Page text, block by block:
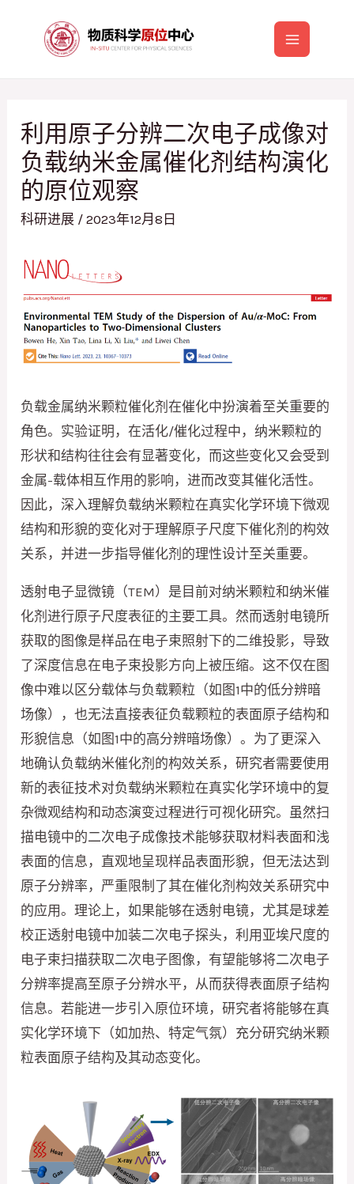
Main
利用原子分辨二次电子成像对
负载纳米金属催化剂结构演化
的原位观察
科研进展 /2023年12月8日
负载金属纳米颗粒催化剂在催化中扮演着至关重要的
角色。实验证明，在活化/催化过程中，纳米颗粒的
形状和结构往往会有显著变化，而这些变化又会受到
金属-载体相互作用的影响，进而改变其催化活性。
因此，深入理解负载纳米颗粒在真实化学环境下微观
结构和形貌的变化对于理解原子尺度下催化剂的构效
关系，并进一步指导催化剂的理性设计至关重要。
透射电子显微镜（TEM）是目前对纳米颗粒和纳米催
化剂进行原子尺度表征的主要工具。然而透射电镜所
获取的图像是样品在电子束照射下的二维投影，导致
了深度信息在电子束投影方向上被压缩。这不仅在图
像中难以区分载体与负载颗粒（如图1中的低分辨暗
场像），也无法直接表征负载颗粒的表面原子结构和
形貌信息（如图1中的高分辨暗场像）。为了更深入
地确认负载纳米催化剂的构效关系，研究者需要使用
新的表征技术对负载纳米颗粒在真实化学环境中的复
杂微观结构和动态演变过程进行可视化研究。虽然扫
描电镜中的二次电子成像技术能够获取材料表面和浅
表面的信息，直观地呈现样品表面形貌，但无法达到
原子分辨率，严重限制了其在催化剂构效关系研究中
的应用。理论上，如果能够在透射电镜，尤其是球差
校正透射电镜中加装二次电子探头，利用亚埃尺度的
电子束扫描获取二次电子图像，有望能够将二次电子
分辨率提高至原子分辨水平，从而获得表面原子结构
信息。若能进一步引入原位环境，研究者将能够在真
实化学环境下（如加热、特定气氛）充分研究纳米颗
粒表面原子结构及其动态变化。